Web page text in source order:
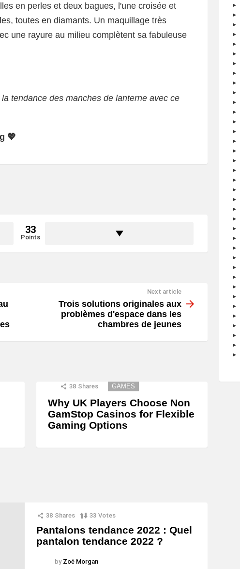
en perles et deux bagues, l'une croisée et
toutes en diamants. Un maquillage très
une rayure au milieu complètent sa fabuleuse
tendance des manches de lanterne avec ce
💖
33
Points
Next article
Trois solutions originales aux
problèmes d'espace dans les
chambres de jeunes
38 Shares GAMES
Why UK Players Choose Non
GamStop Casinos for Flexible
Gaming Options
38 Shares 33 Votes
Pantalons tendance 2022 : Quel
pantalon tendance 2022 ?
by Zoé Morgan